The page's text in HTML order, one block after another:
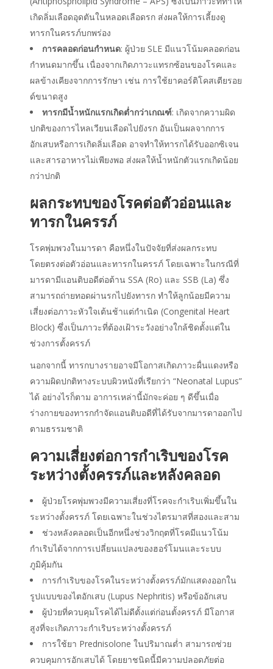
เกิดลิ่มเลือดอุดตันในหลอดเลือดรก ส่งผลให้การเลี้ยงดู
ทารกในครรภ์บกพร่อง
การคลอดก่อนกำหนด: ผู้ป่วย SLE มีแนวโน้มคลอดก่อน
กำหนดมากขึ้น เนื่องจากเกิดภาวะแทรกซ้อนของโรคและ
ผลข้างเคียงจากการรักษา เช่น การใช้ยาคอร์ติโคสเตียรอย
ด์ขนาดสูง
ทารกมีน้ำหนักแรกเกิดต่ำกว่าเกณฑ์: เกิดจากความผิด
ปกติของการไหลเวียนเลือดไปยังรก อันเป็นผลจากการ
อักเสบหรือการเกิดลิ่มเลือด อาจทำให้ทารกได้รับออกซิเจน
และสารอาหารไม่เพียงพอ ส่งผลให้น้ำหนักตัวแรกเกิดน้อย
กว่าปกติ
ผลกระทบของโรคต่อตัวอ่อนและ
ทารกในครรภ์
โรคพุ่มพวงในมารดา คือหนึ่งในปัจจัยที่ส่งผลกระทบ
โดยตรงต่อตัวอ่อนและทารกในครรภ์ โดยเฉพาะในกรณีที่
มารดามีแอนติบอดีต่อต้าน SSA (Ro) และ SSB (La) ซึ่ง
สามารถถ่ายทอดผ่านรกไปยังทารก ทำให้ลูกน้อยมีความ
เสี่ยงต่อภาวะหัวใจเต้นช้าแต่กำเนิด (Congenital Heart
Block) ซึ่งเป็นภาวะที่ต้องเฝ้าระวังอย่างใกล้ชิดตั้งแต่ใน
ช่วงการตั้งครรภ์
นอกจากนี้ ทารกบางรายอาจมีโอกาสเกิดภาวะผื่นแดงหรือ
ความผิดปกติทางระบบผิวหนังที่เรียกว่า “Neonatal Lupus”
ได้ อย่างไรก็ตาม อาการเหล่านี้มักจะค่อย ๆ ดีขึ้นเมื่อ
ร่างกายของทารกกำจัดแอนติบอดีที่ได้รับจากมารดาออกไป
ตามธรรมชาติ
ความเสี่ยงต่อการกำเริบของโรค
ระหว่างตั้งครรภ์และหลังคลอด
ผู้ป่วยโรคพุ่มพวงมีความเสี่ยงที่โรคจะกำเริบเพิ่มขึ้นใน
ระหว่างตั้งครรภ์ โดยเฉพาะในช่วงไตรมาสที่สองและสาม
ช่วงหลังคลอดเป็นอีกหนึ่งช่วงวิกฤตที่โรคมีแนวโน้ม
กำเริบได้จากการเปลี่ยนแปลงของฮอร์โมนและระบบ
ภูมิคุ้มกัน
การกำเริบของโรคในระหว่างตั้งครรภ์มักแสดงออกใน
รูปแบบของไตอักเสบ (Lupus Nephritis) หรือข้ออักเสบ
ผู้ป่วยที่ควบคุมโรคได้ไม่ดีตั้งแต่ก่อนตั้งครรภ์ มีโอกาส
สูงที่จะเกิดภาวะกำเริบระหว่างตั้งครรภ์
การใช้ยา Prednisolone ในปริมาณต่ำ สามารถช่วย
ควบคุมการอักเสบได้ โดยยาชนิดนี้มีความปลอดภัยต่อ